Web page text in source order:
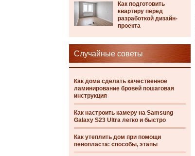
Как подготовить
квартиру перед
разработкой дизайн-
проекта
Случайные советы
Как дома сделать качественное
ламинирование бровей пошаговая
инструкция
Как настроить камеру на Samsung
Galaxy S23 Ultra легко и быстро
Как утеплить дом при помощи
пенопласта: способы, этапы